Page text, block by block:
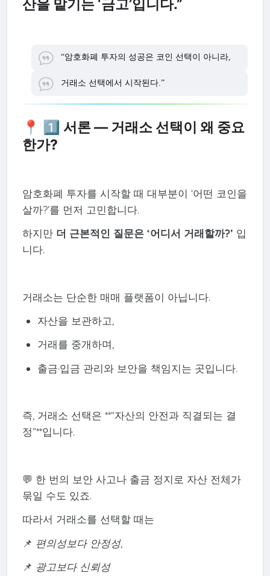
산을 맡기는 ‘금고’입니다.”
“암호화폐 투자의 성공은 코인 선택이 아니라,
거래소 선택에서 시작된다.”
📍 1️⃣ 서론 — 거래소 선택이 왜 중요
한가?
암호화폐 투자를 시작할 때 대부분이 ‘어떤 코인을
살까?’를 먼저 고민합니다.
하지만 더 근본적인 질문은 ‘어디서 거래할까?’ 입
니다.
거래소는 단순한 매매 플랫폼이 아닙니다.
자산을 보관하고,
거래를 중개하며,
출금·입금 관리와 보안을 책임지는 곳입니다.
즉, 거래소 선택은 **“자산의 안전과 직결되는 결
정”**입니다.
💬 한 번의 보안 사고나 출금 정지로 자산 전체가
묶일 수도 있죠.
따라서 거래소를 선택할 때는
📌 편의성보다 안정성,
📌 광고보다 신뢰성